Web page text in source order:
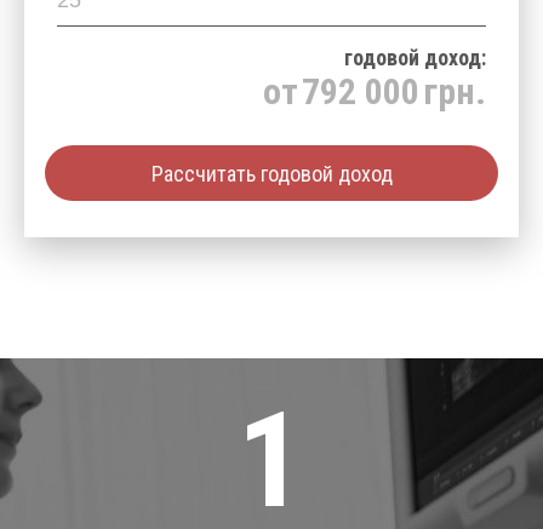
годовой доход:
от792 000 грн.
Рассчитать годовой доход
1